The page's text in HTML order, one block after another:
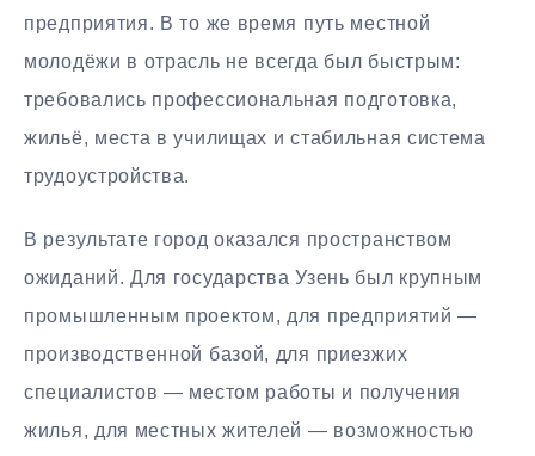
предприятия. В то же время путь местной
молодёжи в отрасль не всегда был быстрым:
требовались профессиональная подготовка,
жильё, места в училищах и стабильная система
трудоустройства.
В результате город оказался пространством
ожиданий. Для государства Узень был крупным
промышленным проектом, для предприятий —
производственной базой, для приезжих
специалистов — местом работы и получения
жилья, для местных жителей — возможностью